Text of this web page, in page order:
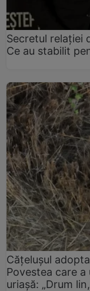
Secretul relației
Ce au stabilit
Cățelușul
Povestea care
uriașă: „Drum